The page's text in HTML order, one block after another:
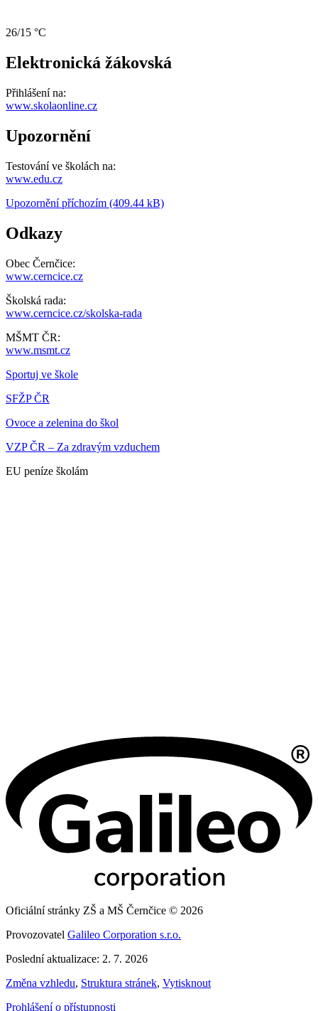
26/15 °C
Elektronická žákovská
Přihlášení na:
www.skolaonline.cz
Upozornění
Testování ve školách na:
www.edu.cz
Upozornění příchozím (409.44 kB)
Odkazy
Obec Černčice:
www.cerncice.cz
Školská rada:
www.cerncice.cz/skolska-rada
MŠMT ČR:
www.msmt.cz
Sportuj ve škole
SFŽP ČR
Ovoce a zelenina do škol
VZP ČR – Za zdravým vzduchem
EU peníze školám
Oficiální stránky ZŠ a MŠ Černčice © 2026
Provozovatel Galileo Corporation s.r.o.
Poslední aktualizace: 2. 7. 2026
Změna vzhledu, Struktura stránek, Vytisknout
Prohlášení o přístupnosti